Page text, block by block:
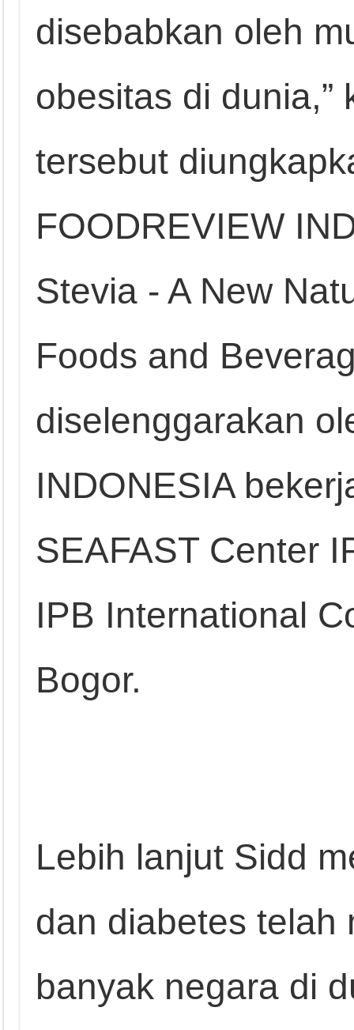
disebabkan oleh
obesitas di
tersebut
FOODREVIEW
Stevia - A New
Foods and
diselenggarakan
INDONESIA
SEAFAST Center
IPB International
Bogor.
Lebih lanjut Sidd
dan diabetes telah
banyak negara di